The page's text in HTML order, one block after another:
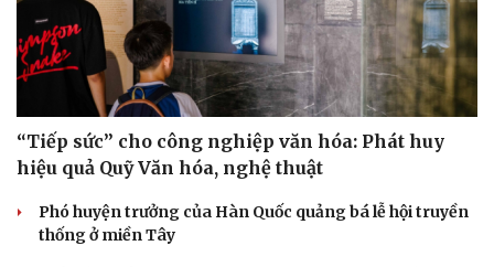
“Tiếp sức” cho công nghiệp văn hóa: Phát huy
hiệu quả Quỹ Văn hóa, nghệ thuật
Phó huyện trưởng của Hàn Quốc quảng bá lễ hội truyền
thống ở miền Tây